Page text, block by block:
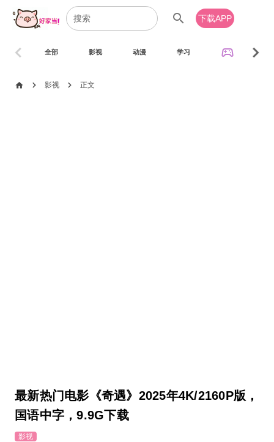
search 下载APP
全部 影视 动漫 学习 sports_esports
chevron_left chevron_right
home chevron_right 影视 chevron_right 正文
最新热门电影《奇遇》2025年4K/2160P版，
国语中字，9.9G下载
影视